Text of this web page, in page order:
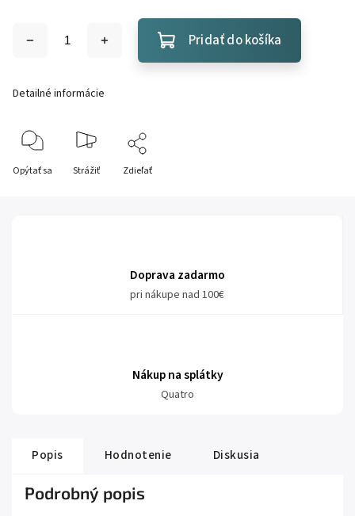
Pridať do košíka
Detailné informácie
Opýtať sa Strážiť Zdieľať
Doprava zadarmo
pri nákupe nad 100€
Nákup na splátky
Quatro
Popis Hodnotenie Diskusia
Podrobný popis